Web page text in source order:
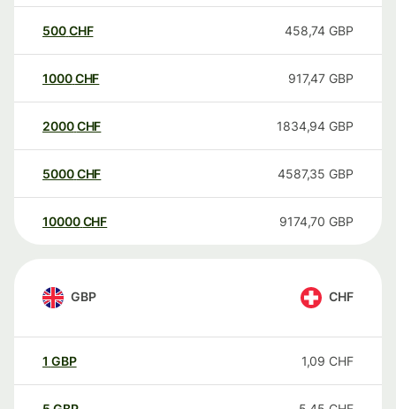
500CHF 458,74 GBP
1000CHF 917,47 GBP
2000CHF 1834,94 GBP
5000CHF 4587,35 GBP
10000 CHF 9174,70 GBP
GBP CHF
1 GBP 1,09 CHF